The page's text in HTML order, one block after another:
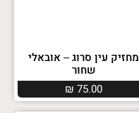
מחזיק עין סרוג – אובאלי
שחור
₪ 75.00